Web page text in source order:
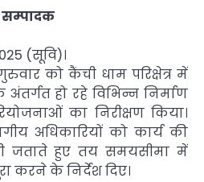
सम्पादक
(सूवि)।
को कैंची धाम परिक्षेत्र में
हो रहे विभिन्न निर्माण
का निरीक्षण किया।
अधिकारियों को कार्य की
जताते हुए तय समयसीमा में
करने के निर्देश दिए।